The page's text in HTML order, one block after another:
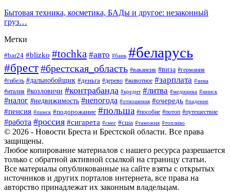
Бытовая техника, косметика, БАДы и другое: незаконный
груз…
Метки
#bar24 #blizko #tochka #авто #банк #беларусь
#брест#брестская_область #вакансия #виза #германия
#гибель #дальнобойщик #деньга #дерево #животное #зарплата #зима
#италия #козловичи #контрабанда #кредит #литва #медицина #минск
#налог #недвижимость #непогода #отношения #очередь #падение
#пенсия #пинск #подорожание #польша #пособие #потоп #путешествие
#работа #россия #сигарета #снег #сша #таможня #топливо
© 2026 - Новости Бреста и Брестской области. Все права
защищены.
Любое копирование материалов с нашего ресурса разрешается
только с обратной активной ссылкой на страницу статьи.
Все материалы опубликованные на сайте взяты с открытых
источников и других порталов интернета, все права на
авторство принадлежат их законным владельцам.